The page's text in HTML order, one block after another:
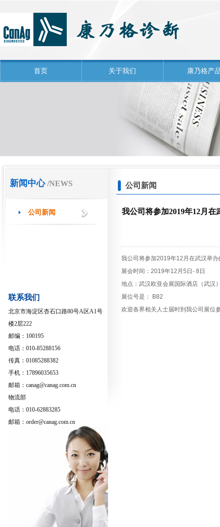
首页 关于我们 康乃格产
新闻中心 /NEWS
公司新闻
联系我们
北京市海淀区杏石口路80号A区A1号
楼2层222
邮编：100195
电话：010-85288156
传真：01085288382
手机：17896035653
邮箱：canag@canag.com.cn
物流部
电话：010-62883285
邮箱：order@canag.com.cn
公司新闻
我公司将参加2019年12月
我公司将参加2019年12月在武汉举
展会时间：2019年12月5日- 8日
地点：武汉欧亚会展国际酒店（武汉
展位号是：
B82
欢迎各界相关人士届时到我公司展位